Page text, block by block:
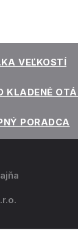
VEĽKOSTÍ
KLADENÉ
PORADCA